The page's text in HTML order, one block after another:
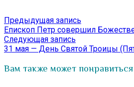
Навигация
по
записям
Предыдущая запись
запись:
Епископ Петр совершил
Следующая запись
запись:
31 мая — День Святой Троицы
Вам также может понравиться